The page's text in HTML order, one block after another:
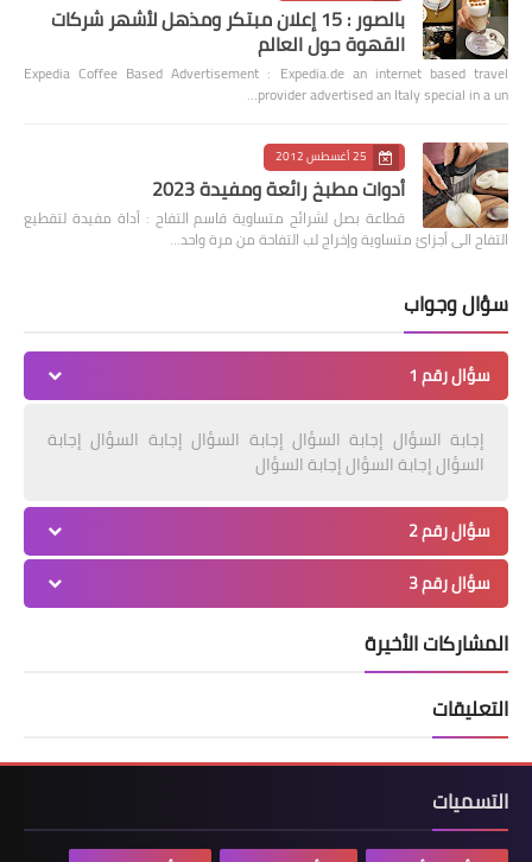
بالصور : 15 إعلان مبتكر ومذهل لأشهر شركات
القهوة حول العالم
Expedia Coffee Based Advertisement : Expedia.de an internet based travel
provider advertised an Italy special in a un…
25 أغسطس 2012
أدوات مطبخ رائعة ومفيدة 2023
قطاعة بصل لشرائح متساوية قاسم التفاح : أداة مفيدة لتقطيع
التفاح الى أجزائ متساوية وإخراج لب التفاحة من مرة واحد…
سؤال وجواب
سؤال رقم 1
إجابة السؤال إجابة السؤال إجابة السؤال إجابة السؤال إجابة
السؤال إجابة السؤال إجابة السؤال
سؤال رقم 2
سؤال رقم 3
المشاركات الأخيرة
التعليقات
التسميات